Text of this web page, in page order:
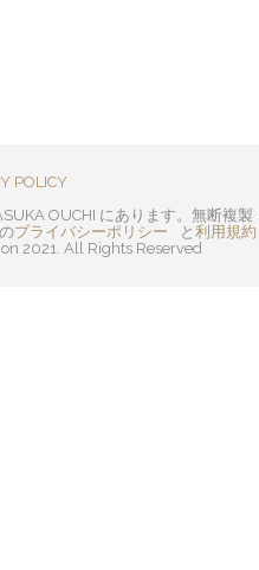
POLICY
OUCHI にあります。無断複製
プライバシーポリシー と 利用規約
2021. All Rights Reserved